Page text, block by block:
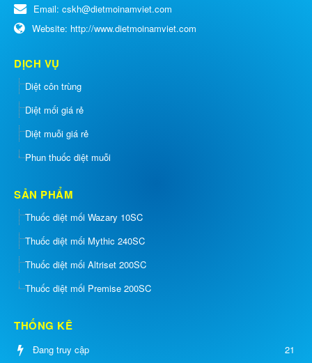
Email: cskh@dietmoinamviet.com
Website: http://www.dietmoinamviet.com
DỊCH VỤ
Diệt côn trùng
Diệt mối giá rẻ
Diệt muỗi giá rẻ
Phun thuốc diệt muỗi
SẢN PHẨM
Thuốc diệt mối Wazary 10SC
Thuốc diệt mối Mythic 240SC
Thuốc diệt mối Altriset 200SC
Thuốc diệt mối Premise 200SC
THỐNG KÊ
Đang truy cập 21